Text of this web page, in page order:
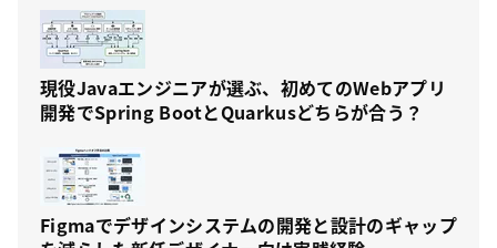
現役Javaエンジニアが選ぶ、初めてのWebアプリ
開発でSpring BootとQuarkusどちらが合う？
Figmaでデザインシステムの開発と設計のギャップ